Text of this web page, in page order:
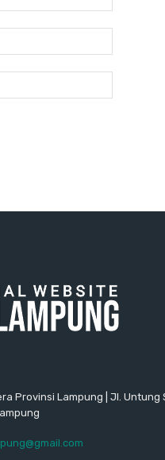
Provinsi Lampung | Jl.